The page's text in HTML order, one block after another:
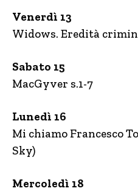
Venerdì 13
Widows. Eredità
Sabato 15
MacGyver s.1-7
Lunedì 16
Mi chiamo Francesco
Sky)
Mercoledì 18